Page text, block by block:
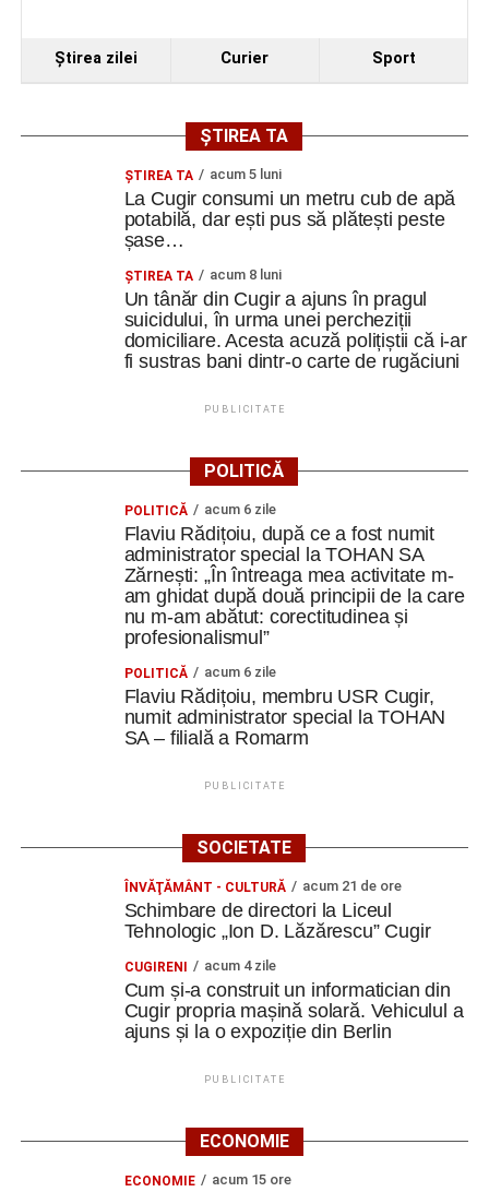
Facebook Messenger WhatsApp Email
Ştirea zilei Curier Sport
ȘTIREA TA
ȘTIREA TA acum 5 luni
La Cugir consumi un metru cub de apă
potabilă, dar ești pus să plătești peste
șase…
ȘTIREA TA acum 8 luni
Un tânăr din Cugir a ajuns în pragul
suicidului, în urma unei percheziții
domiciliare. Acesta acuză polițiștii că i-ar
fi sustras bani dintr-o carte de rugăciuni
PUBLICITATE
POLITICĂ
POLITICĂ acum 6 zile
Flaviu Rădițoiu, după ce a fost numit
administrator special la TOHAN SA
Zărnești: „În întreaga mea activitate m-
am ghidat după două principii de la care
nu m-am abătut: corectitudinea și
profesionalismul”
POLITICĂ acum 6 zile
Flaviu Rădițoiu, membru USR Cugir,
numit administrator special la TOHAN
SA – filială a Romarm
PUBLICITATE
SOCIETATE
ÎNVĂŢĂMÂNT - CULTURĂ acum 21 de ore
Schimbare de directori la Liceul
Tehnologic „Ion D. Lăzărescu” Cugir
CUGIRENI acum 4 zile
Cum și-a construit un informatician din
Cugir propria mașină solară. Vehiculul a
ajuns și la o expoziție din Berlin
PUBLICITATE
ECONOMIE
ECONOMIE acum 15 ore